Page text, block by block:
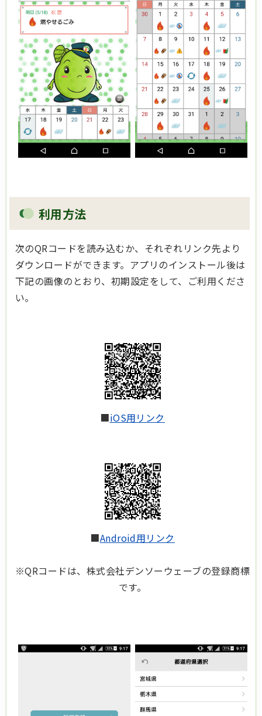
利用方法
次のQRコードを読み込むか、それぞれリンク先より
ダウンロードができます。アプリのインストール後は
下記の画像のとおり、初期設定をして、ご利用くださ
い。
■iOS用リンク
■Android用リンク
※QRコードは、株式会社デンソーウェーブの登録商標
です。